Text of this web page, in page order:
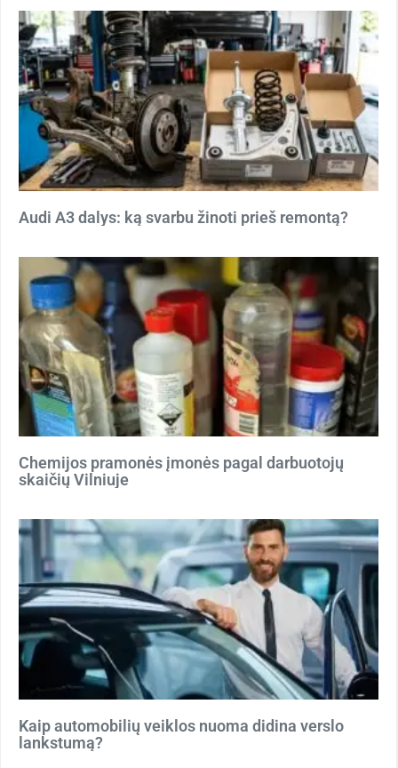
Audi A3 dalys: ką svarbu žinoti prieš remontą?
Chemijos pramonės įmonės pagal darbuotojų
skaičių Vilniuje
Kaip automobilių veiklos nuoma didina verslo
lankstumą?